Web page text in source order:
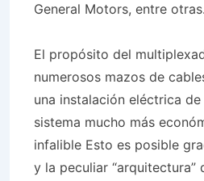
General Motors, entre otras.
El propósito del
numerosos mazos de
una instalación eléctrica
sistema mucho más
infalible Esto es posible
y la peculiar “arquitectura”